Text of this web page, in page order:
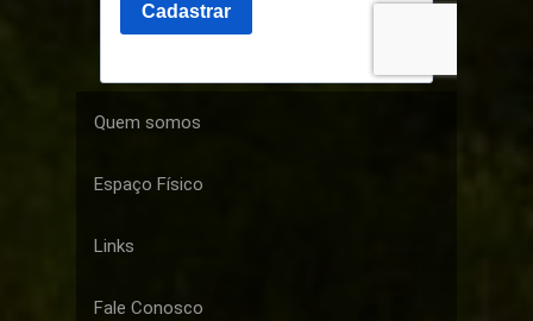
Quem somos
Espaço Físico
Links
Fale Conosco